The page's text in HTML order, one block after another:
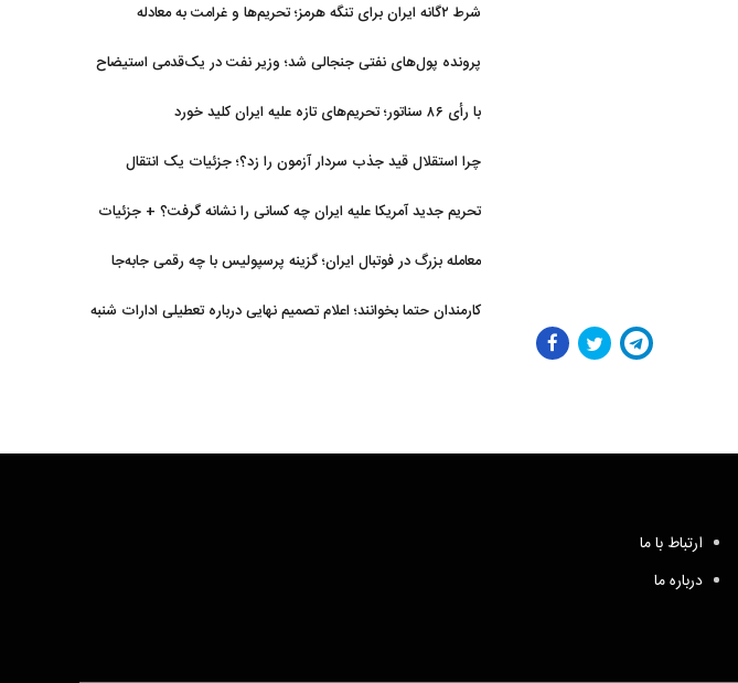
شرط ۲گانه ایران برای تنگه هرمز؛ تحریم‌ها و غرامت به معادله
پرونده پول‌های نفتی جنجالی شد؛ وزیر نفت در یک‌قدمی استیضاح
با رأی ۸۶ سناتور؛ تحریم‌های تازه علیه ایران کلید خورد
چرا استقلال قید جذب سردار آزمون را زد؟؛ جزئیات یک انتقال
تحریم جدید آمریکا علیه ایران چه کسانی را نشانه گرفت؟ + جزئیات
معامله بزرگ در فوتبال ایران؛ گزینه پرسپولیس با چه رقمی جابه‌جا
کارمندان حتما بخوانند؛ اعلام تصمیم نهایی درباره تعطیلی ادارات شنبه
ارتباط با ما
درباره ما